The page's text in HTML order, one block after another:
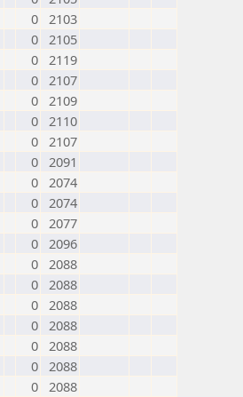
0 2103
0 2105
0 2119
0 2107
0 2109
0 2110
0 2107
0 2091
0 2074
0 2074
0 2077
0 2096
0 2088
0 2088
0 2088
0 2088
0 2088
0 2088
0 2088